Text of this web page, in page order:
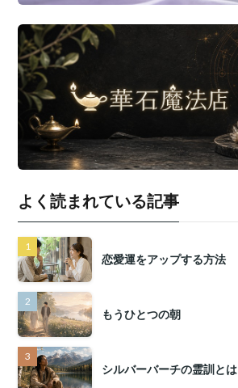
よく読まれている記事
恋愛運をアップする方法
もうひとつの朝
シルバーバーチの霊訓とは